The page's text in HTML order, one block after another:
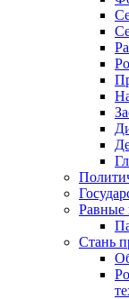
Равные
Стань